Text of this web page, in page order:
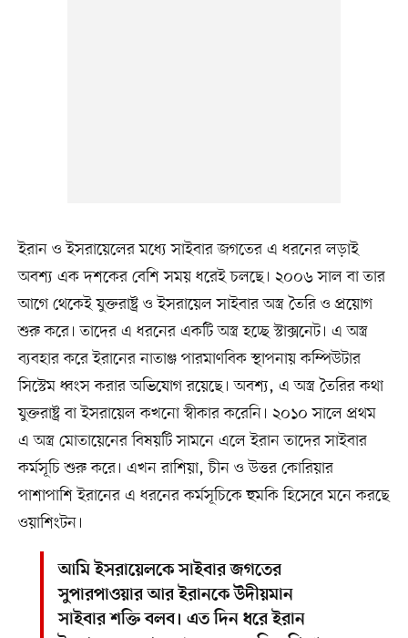
ইরান ও ইসরায়েলের মধ্যে সাইবার জগতের এ ধরনের লড়াই
অবশ্য এক দশকের বেশি সময় ধরেই চলছে। ২০০৬ সাল বা তার
আগে থেকেই যুক্তরাষ্ট্র ও ইসরায়েল সাইবার অস্ত্র তৈরি ও প্রয়োগ
শুরু করে। তাদের এ ধরনের একটি অস্ত্র হচ্ছে স্টাক্সনেট। এ অস্ত্র
ব্যবহার করে ইরানের নাতাঞ্জ পারমাণবিক স্থাপনায় কম্পিউটার
সিস্টেম ধ্বংস করার অভিযোগ রয়েছে। অবশ্য, এ অস্ত্র তৈরির কথা
যুক্তরাষ্ট্র বা ইসরায়েল কখনো স্বীকার করেনি। ২০১০ সালে প্রথম
এ অস্ত্র মোতায়েনের বিষয়টি সামনে এলে ইরান তাদের সাইবার
কর্মসূচি শুরু করে। এখন রাশিয়া, চীন ও উত্তর কোরিয়ার
পাশাপাশি ইরানের এ ধরনের কর্মসূচিকে হুমকি হিসেবে মনে করছে
ওয়াশিংটন।
আমি ইসরায়েলকে সাইবার জগতের
সুপারপাওয়ার আর ইরানকে উদীয়মান
সাইবার শক্তি বলব। এত দিন ধরে ইরান